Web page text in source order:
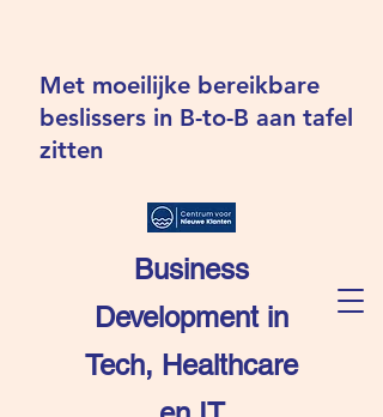
Business
Development in
Tech, Healthcare
Met moeilijke bereikbare
beslissers in B-to-B aan tafel
zitten